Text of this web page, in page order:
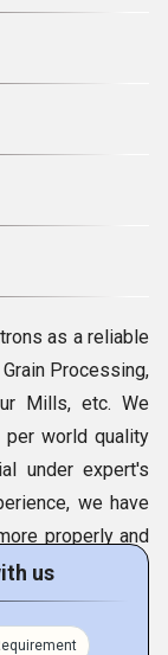
as a reliable
Processing,
Mills, etc. We
world quality
under expert's
we have
properly and
we also offer
photo गेलरी and
us